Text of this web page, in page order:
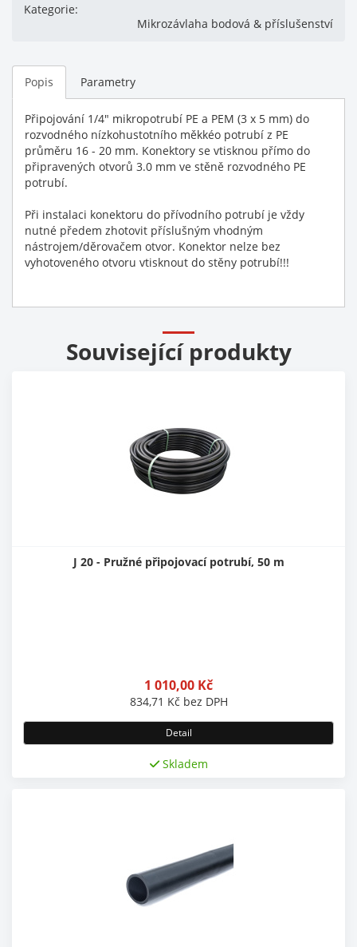
Kategorie:
Mikrozávlaha bodová & příslušenství
Popis Parametry
Připojování 1/4" mikropotrubí PE a PEM (3 x 5 mm) do
rozvodného nízkohustotního měkkéo potrubí z PE
průměru 16 - 20 mm. Konektory se vtisknou přímo do
připravených otvorů 3.0 mm ve stěně rozvodného PE
potrubí.
Při instalaci konektoru do přívodního potrubí je vždy
nutné předem zhotovit příslušným vhodným
nástrojem/děrovačem otvor. Konektor nelze bez
vyhotoveného otvoru vtisknout do stěny potrubí!!!
Související produkty
J 20 - Pružné připojovací potrubí, 50 m
1 010,00 Kč
834,71 Kč bez DPH
Detail
Skladem